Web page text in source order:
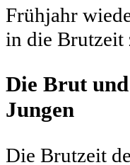
Frühjahr
in die Brutzeit
Die Brut
Jungen
Die Brutzeit